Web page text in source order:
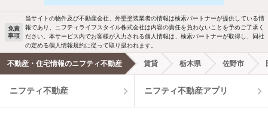
洗濯機置場あり 独立洗面台
エアコンあり 都市ガス
温水洗浄便座 オートロック
新着メール通知を受け取る
免責
事項
当サイトの物件及び不動産会社、外壁塗装業者の情報は検索パートナーが提供している情
報であり、ニフティライフスタイル株式会社は内容の責任を負わないことを予めご了承く
ださい。本サービス内でお客様が入力される個人情報は、検索パートナーが取得し、同社
の定める個人情報規約に従って取り扱われます。
不動産・住宅情報のニフティ不動産 賃貸 栃木県 佐野市
ニフティ不動産 ニフティ不動産アプリ